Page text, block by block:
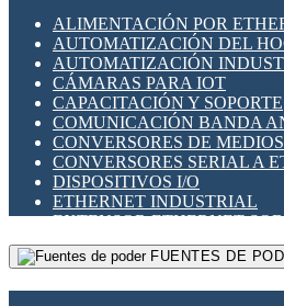
SENSORES INDUCTIVOS
TEMPORIZADORES
VARIACS
VARIADORES DE
SECCIONADORES -
MAQUINARIA
HERRAMIENTAS VARIAS
ILUMINACIÓN LED
INTERRUPTORES REED
INTERFACES DE RELÉ
OTROS RELÉS
PROTECCIÓN TÉRMICA
RELÉS AUTOMOTRICES
RELÉS DE SEÑAL
RELÉS DE ESTADO SÓLIDO
RELÉS INDUSTRIALES
RELÉS MINIATURA DE
SENSORES MAGNÉTICOS
ALIMENTACIÓN POR
AUTOMATIZACIÓN DEL
AUTOMATIZACIÓN
CÁMARAS PARA IOT
CAPACITACIÓN Y SOPORTE
COMUNICACIÓN BANDA
CONVERSORES DE MEDIOS
CONVERSORES SERIAL A
DISPOSITIVOS I/O
ETHERNET INDUSTRIAL
EXTENSOR ETHERNET
GATEWAY LORAWAN
GESTIÓN DE REDES
FUENTES DE